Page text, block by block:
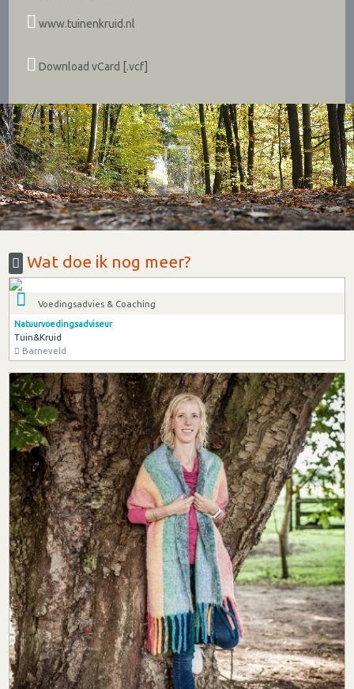
www.tuinenkruid.nl
Download vCard [.vcf]
Wat doe ik nog meer?
Voedingsadvies & Coaching
Natuurvoedingsadviseur
Tuin&Kruid
Barneveld